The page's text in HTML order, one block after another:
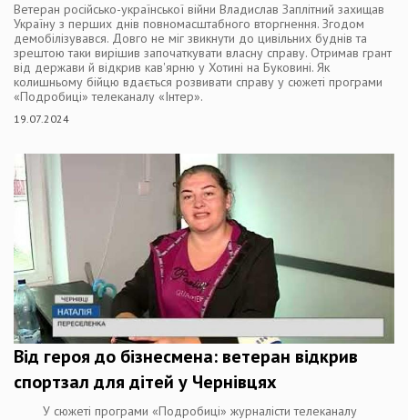
Ветеран російсько-української війни Владислав Заплітний захищав
Україну з перших днів повномасштабного вторгнення. Згодом
демобілізувався. Довго не міг звикнути до цивільних буднів та
зрештою таки вирішив започаткувати власну справу. Отримав грант
від держави й відкрив кав'ярню у Хотині на Буковині. Як
колишньому бійцю вдається розвивати справу у сюжеті програми
«Подробиці» телеканалу «Інтер».
19.07.2024
Від героя до бізнесмена: ветеран відкрив
спортзал для дітей у Чернівцях
У сюжеті програми «Подробиці» журналісти телеканалу